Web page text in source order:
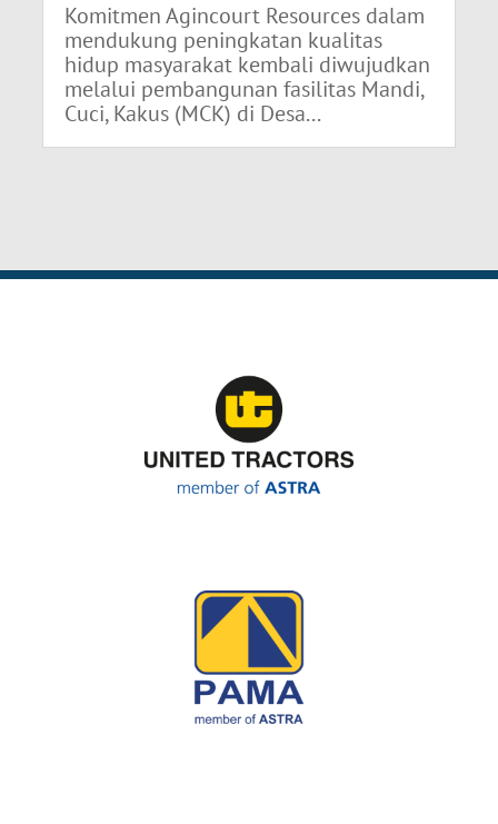
Komitmen Agincourt Resources dalam
mendukung peningkatan kualitas
hidup masyarakat kembali diwujudkan
melalui pembangunan fasilitas Mandi,
Cuci, Kakus (MCK) di Desa...